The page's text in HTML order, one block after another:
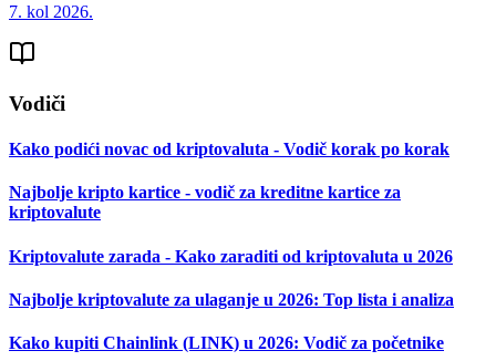
7. kol 2026.
Vodiči
Kako podići novac od kriptovaluta - Vodič korak po korak
Najbolje kripto kartice - vodič za kreditne kartice za
kriptovalute
Kriptovalute zarada - Kako zaraditi od kriptovaluta u 2026
Najbolje kriptovalute za ulaganje u 2026: Top lista i analiza
Kako kupiti Chainlink (LINK) u 2026: Vodič za početnike